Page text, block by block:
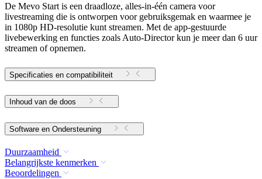
De Mevo Start is een draadloze, alles-in-één camera voor
livestreaming die is ontworpen voor gebruiksgemak en waarmee je
in 1080p HD-resolutie kunt streamen. Met de app-gestuurde
livebewerking en functies zoals Auto-Director kun je meer dan 6 uur
streamen of opnemen.
Specificaties en compatibiliteit
Inhoud van de doos
Software en Ondersteuning
Duurzaamheid
Belangrijkste kenmerken
Beoordelingen